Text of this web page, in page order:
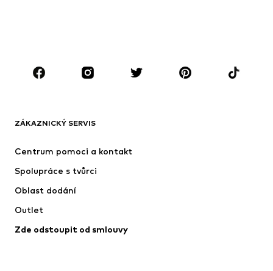
OBLEČENÍ
Bundy
Obleky & saka
Plavky
Příležitosti
Upcyklace
ZÁKAZNICKÝ SERVIS
Centrum pomoci a kontakt
Spolupráce s tvůrci
Oblast dodání
Outlet
Zde odstoupit od smlouvy